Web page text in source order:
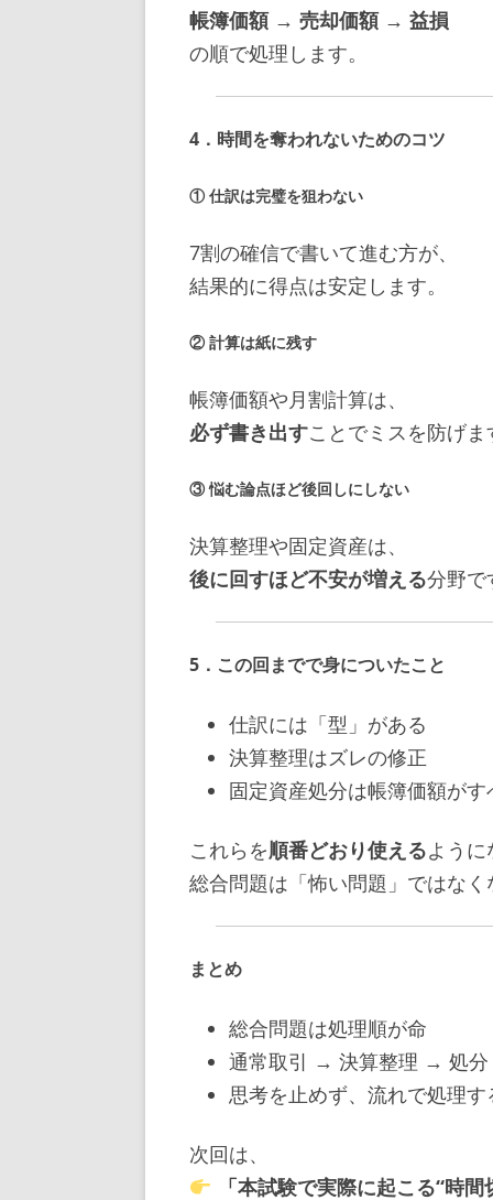
帳簿価額 → 売却価額 → 益損
の順で処理します。
4．時間を奪われないためのコツ
① 仕訳は完璧を狙わない
7割の確信で書いて進む方が、
結果的に得点は安定します。
② 計算は紙に残す
帳簿価額や月割計算は、
必ず書き出すことでミスを防げま
③ 悩む論点ほど後回しにしない
決算整理や固定資産は、
後に回すほど不安が増える分野で
5．この回までで身についたこと
仕訳には「型」がある
決算整理はズレの修正
固定資産処分は帳簿価額がす
これらを順番どおり使えるように
総合問題は「怖い問題」ではなく
まとめ
総合問題は処理順が命
通常取引 → 決算整理 → 処分
思考を止めず、流れで処理す
次回は、
「本試験で実際に起こる“時間